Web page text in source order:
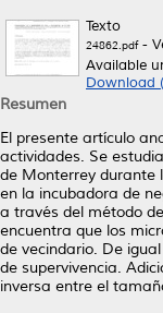
Texto
24862.pdf-
Available
Download
Resumen
El presente artículo
actividades. Se
de Monterrey durante
en la incubadora de
a través del método
encuentra que los
de vecindario. De
de supervivencia.
inversa entre el